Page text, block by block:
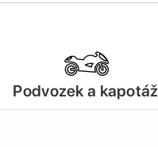
Podvozek a kapotáž